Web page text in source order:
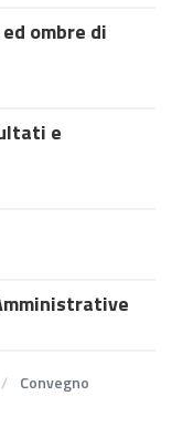
ombre di
e
Convegno